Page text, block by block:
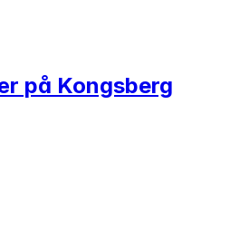
på Kongsberg